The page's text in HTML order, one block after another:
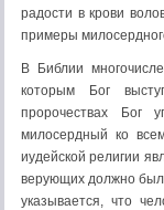
радости в крови
примеры
В Библии
которым Бог
пророчествах Бог
милосердный ко
иудейской религии
верующих должно
указывается, что